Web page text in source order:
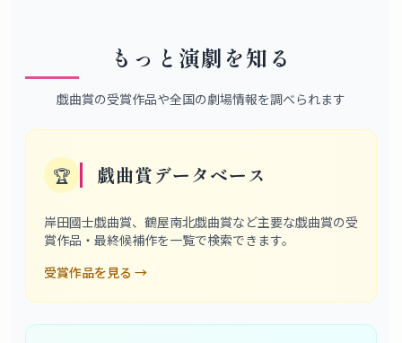
もっと演劇を知る
戯曲賞の受賞作品や全国の劇場情報を調べられます
🏆 戯曲賞データベース
岸田國士戯曲賞、鶴屋南北戯曲賞など主要な戯曲賞の受
賞作品・最終候補作を一覧で検索できます。
受賞作品を見る →